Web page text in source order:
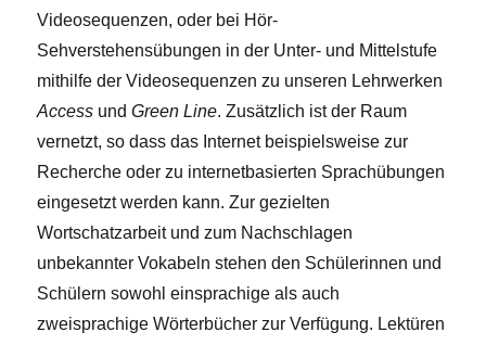
Videosequenzen, oder bei Hör-
Sehverstehensübungen in der Unter- und Mittelstufe
mithilfe der Videosequenzen zu unseren Lehrwerken
Access undGreen Line. Zusätzlich ist der Raum
vernetzt, so dass das Internet beispielsweise zur
Recherche oder zu internetbasierten Sprachübungen
eingesetzt werden kann. Zur gezielten
Wortschatzarbeit und zum Nachschlagen
unbekannter Vokabeln stehen den Schülerinnen und
Schülern sowohl einsprachige als auch
zweisprachige Wörterbücher zur Verfügung. Lektüren